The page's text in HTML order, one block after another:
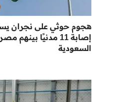
هجوم حوثي على نجران
إصابة 11 مدنيًا
السعودية